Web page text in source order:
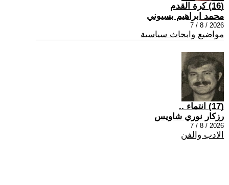
(16) كرة القدم
محمد ابراهيم بسيوني
2026 / 8 / 7
مواضيع وابحاث سياسية
(17) انتماء ..
رزكار نوري شاويس
2026 / 8 / 7
الادب والفن